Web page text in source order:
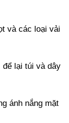
và các loại vải
để lại túi và dây
ánh nắng mặt